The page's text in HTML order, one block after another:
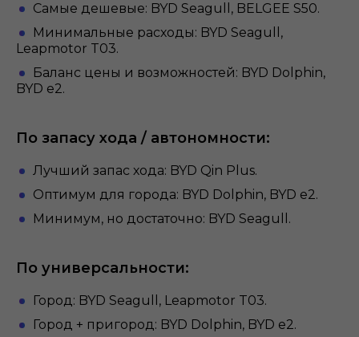
Самые дешевые: BYD Seagull, BELGEE S50.
Минимальные расходы: BYD Seagull,
Leapmotor T03.
Баланс цены и возможностей: BYD Dolphin,
BYD e2.
По запасу хода / автономности:
Лучший запас хода: BYD Qin Plus.
Оптимум для города: BYD Dolphin, BYD e2.
Минимум, но достаточно: BYD Seagull.
По универсальности:
Город: BYD Seagull, Leapmotor T03.
Город + пригород: BYD Dolphin, BYD e2.